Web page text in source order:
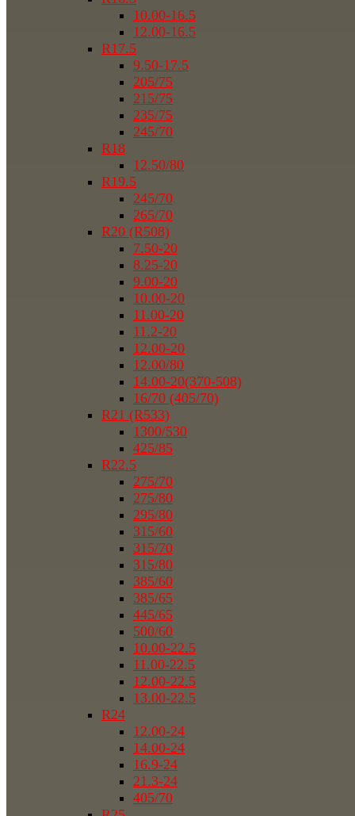
10.00-16.5
12.00-16.5
R17.5
9.50-17.5
205/75
215/75
235/75
245/70
R18
12.50/80
R19.5
245/70
265/70
R20 (R508)
7.50-20
8.25-20
9.00-20
10.00-20
11.00-20
11.2-20
12.00-20
12.00/80
14.00-20(370-508)
16/70 (405/70)
R21 (R533)
1300/530
425/85
R22.5
275/70
275/80
295/80
315/60
315/70
315/80
385/60
385/65
445/65
500/60
10.00-22.5
11.00-22.5
12.00-22.5
13.00-22.5
R24
12.00-24
14.00-24
16.9-24
21.3-24
405/70